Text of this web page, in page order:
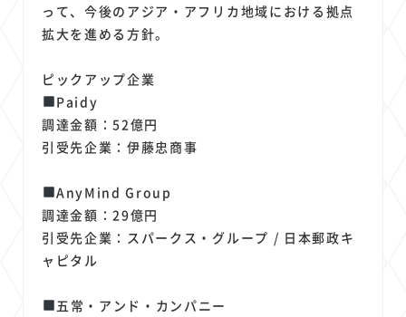
って、今後のアジア・アフリカ地域における拠点
拡大を進める方針。
ピックアップ企業
Paidy
調達金額：52億円
引受先企業：伊藤忠商事
AnyMind Group
調達金額：29億円
引受先企業：スパークス・グループ / 日本郵政キ
ャピタル
五常・アンド・カンパニー